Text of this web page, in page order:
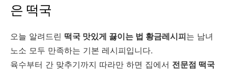
은 떡국
오늘 알려드린 떡국 맛있게 끓이는 법 황금레시피는 남녀
노소 모두 만족하는 기본 레시피입니다.
육수부터 간 맞추기까지 따라만 하면 집에서 전문점 떡국